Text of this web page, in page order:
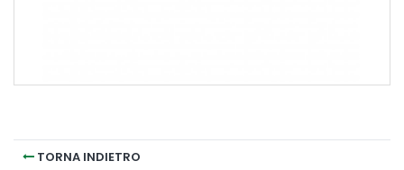
TORNA INDIETRO